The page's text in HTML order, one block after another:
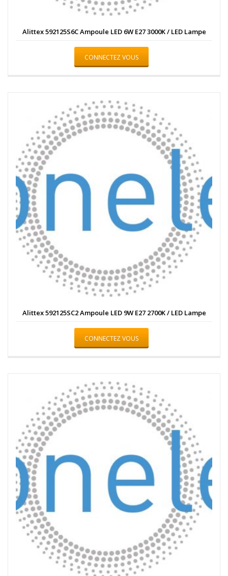
Alittex 592125S6C Ampoule LED 6W E27 3000K / LED Lampe
CONNECTEZ VOUS
Alittex 592125SC2 Ampoule LED 9W E27 2700K / LED Lampe
CONNECTEZ VOUS